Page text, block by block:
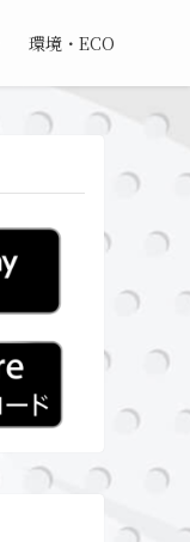
環境・ECO